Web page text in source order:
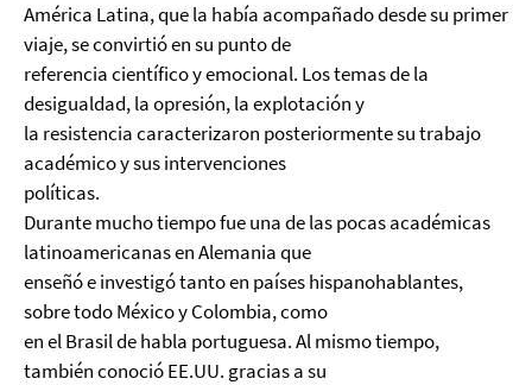
América Latina, que la había acompañado desde su primer
viaje, se convirtió en su punto de
referencia científico y emocional. Los temas de la
desigualdad, la opresión, la explotación y
la resistencia caracterizaron posteriormente su trabajo
académico y sus intervenciones
políticas.
Durante mucho tiempo fue una de las pocas académicas
latinoamericanas en Alemania que
enseñó e investigó tanto en países hispanohablantes,
sobre todo México y Colombia, como
en el Brasil de habla portuguesa. Al mismo tiempo,
también conoció EE.UU. gracias a su